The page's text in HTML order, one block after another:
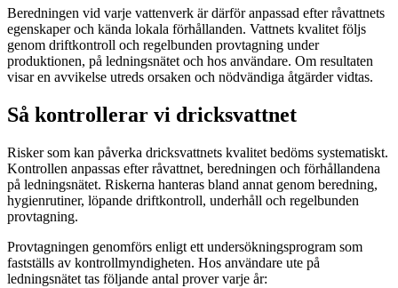
Beredningen vid varje vattenverk är därför anpassad efter råvattnets
egenskaper och kända lokala förhållanden. Vattnets kvalitet följs
genom driftkontroll och regelbunden provtagning under
produktionen, på ledningsnätet och hos användare. Om resultaten
visar en avvikelse utreds orsaken och nödvändiga åtgärder vidtas.
Så kontrollerar vi dricksvattnet
Risker som kan påverka dricksvattnets kvalitet bedöms systematiskt.
Kontrollen anpassas efter råvattnet, beredningen och förhållandena
på ledningsnätet. Riskerna hanteras bland annat genom beredning,
hygienrutiner, löpande driftkontroll, underhåll och regelbunden
provtagning.
Provtagningen genomförs enligt ett undersökningsprogram som
fastställs av kontrollmyndigheten. Hos användare ute på
ledningsnätet tas följande antal prover varje år: